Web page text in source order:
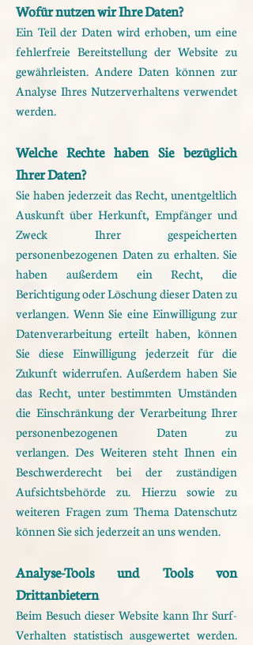
Wofür nutzen wir Ihre Daten?
Ein Teil der Daten wird erhoben, um eine
fehlerfreie Bereitstellung der Website zu
gewährleisten. Andere Daten können zur
Analyse Ihres Nutzerverhaltens verwendet
werden.
Welche Rechte haben Sie bezüglich
Ihrer Daten?
Sie haben jederzeit das Recht, unentgeltlich
Auskunft über Herkunft, Empfänger und
Zweck Ihrer gespeicherten
personenbezogenen Daten zu erhalten. Sie
haben außerdem ein Recht, die
Berichtigung oderLöschung dieser Daten zu
verlangen. Wenn Sie eine Einwilligung zur
Datenverarbeitung erteilt haben, können
Sie diese Einwilligung jederzeit für die
Zukunft widerrufen. Außerdem haben Sie
das Recht, unterbestimmten Umständen
die Einschränkung der Verarbeitung Ihrer
personenbezogenen Daten zu
verlangen. Des Weiteren steht Ihnen ein
Beschwerderecht bei der zuständigen
Aufsichtsbehörde zu. Hierzu sowie zu
weiteren Fragen zum Thema Datenschutz
können Sie sich jederzeit an uns wenden.
Analyse-Tools und Tools von
Drittanbietern
Beim Besuch dieser Website kann Ihr Surf-
Verhalten statistisch ausgewertet werden.